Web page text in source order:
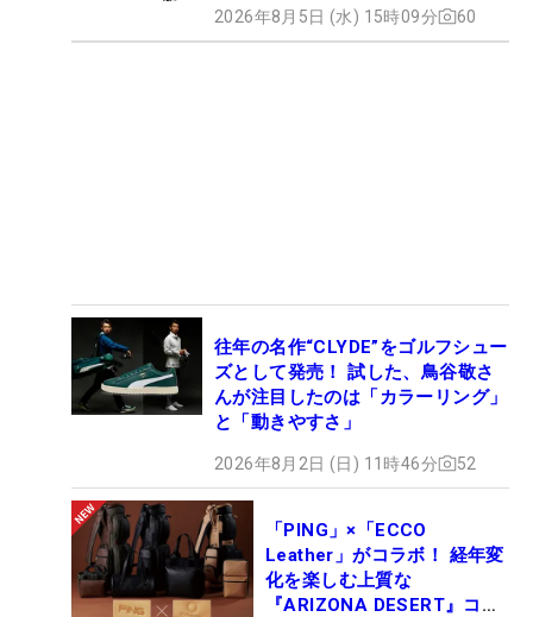
2026年8月5日 (水) 15時09分 60
往年の名作“CLYDE”をゴルフシュー
ズとして発売！ 試した、鳥谷敬さ
んが注目したのは「カラーリング」
と「動きやすさ」
2026年8月2日 (日) 11時46分 52
「PING」×「ECCO
Leather」がコラボ！ 経年変
化を楽しむ上質な
『ARIZONA DESERT』コレ